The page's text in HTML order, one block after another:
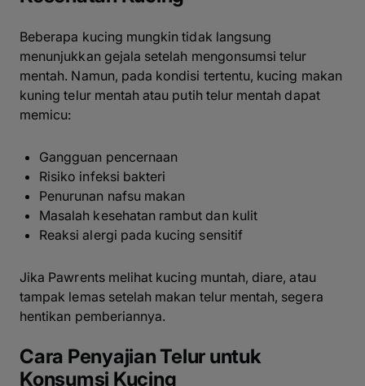
Beberapa kucing mungkin tidak langsung
menunjukkan gejala setelah mengonsumsi telur
mentah. Namun, pada kondisi tertentu, kucing makan
kuning telur mentah atau putih telur mentah dapat
memicu:
Gangguan pencernaan
Risiko infeksi bakteri
Penurunan nafsu makan
Masalah kesehatan rambut dan kulit
Reaksi alergi pada kucing sensitif
Jika Pawrents melihat kucing muntah, diare, atau
tampak lemas setelah makan telur mentah, segera
hentikan pemberiannya.
Cara Penyajian Telur untuk
Konsumsi Kucing